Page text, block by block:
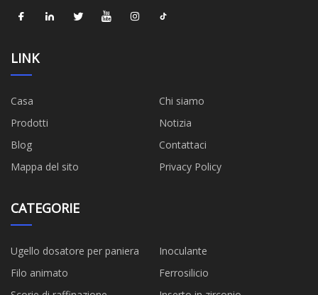
LINK
Casa
Chi siamo
Prodotti
Notizia
Blog
Contattaci
Mappa del sito
Privacy Policy
CATEGORIE
Ugello dosatore per paniera
Inoculante
Filo animato
Ferrosilicio